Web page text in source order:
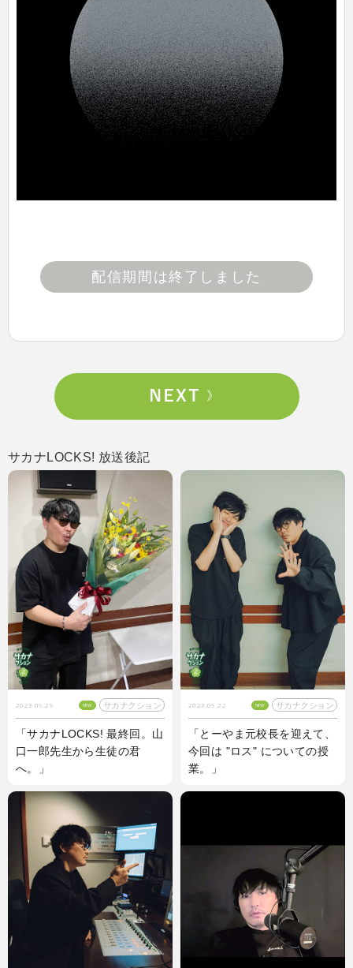
配信期間は終了しました
サカナLOCKS! 放送後記
2023.09.29 NEW サカナクション
「サカナLOCKS! 最終回。山
口一郎先生から生徒の君
へ。」
2023.09.22 NEW サカナクション
「とーやま元校長を迎えて、
今回は "ロス" についての授
業。」